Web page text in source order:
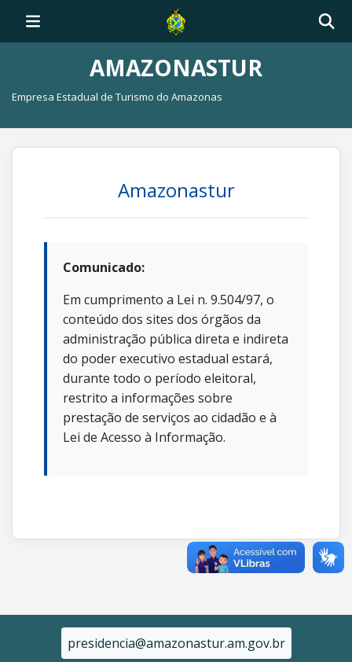
AMAZONASTUR
Empresa Estadual de Turismo do Amazonas
Amazonastur
Comunicado:
Em cumprimento a Lei n. 9.504/97, o
conteúdo dos sites dos órgãos da
administração pública direta e indireta
do poder executivo estadual estará,
durante todo o período eleitoral,
restrito a informações sobre
prestação de serviços ao cidadão e à
Lei de Acesso à Informação.
presidencia@amazonastur.am.gov.br